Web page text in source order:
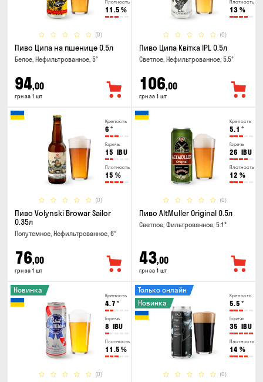
Плотность
11.5 %
(0)
Пиво Ципа на пшенице 0.5л
Белое, Нефильтрованное, 5°
94,00
грн за 1 шт
Плотность
13 %
(0)
Пиво Ципа Квітка IPL 0.5л
Светлое, Нефильтрованное, 5.5°
106,00
грн за 1 шт
Крепость
6 °
Горечь
15 IBU
Плотность
15 %
(0)
Пиво Volynski Browar Sailor
0.35л
Полутемное, Нефильтрованное, 6°
76,00
грн за 1 шт
Крепость
5.1 °
Горечь
26 IBU
Плотность
12 %
(0)
Пиво AltMuller Original 0.5л
Светлое, Фильтрованное, 5.1°
43,00
грн за 1 шт
Крепость
4.7 °
Горечь
8 IBU
Плотность
11.5 %
(0)
Новинка
Крепость
5.5 °
Горечь
35 IBU
Плотность
14 %
(0)
Только онлайн
Новинка